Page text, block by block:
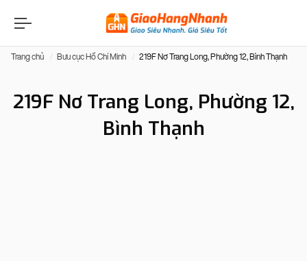
Trang chủ Bưu cục Hồ Chí Minh 219F Nơ Trang Long, Phường 12, Bình Thạnh
219F Nơ Trang Long, Phường 12,
Bình Thạnh